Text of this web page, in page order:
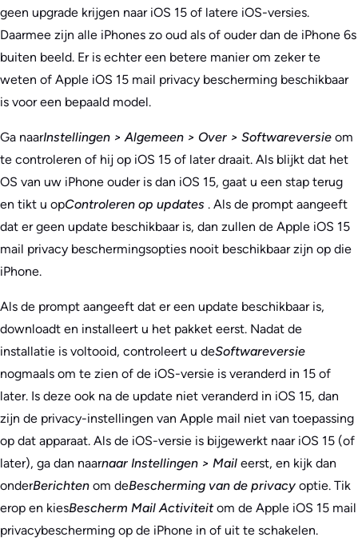
geen upgrade krijgen naar iOS 15 of latere iOS-versies.
Daarmee zijn alle iPhones zo oud als of ouder dan de iPhone 6s
buiten beeld. Er is echter een betere manier om zeker te
weten of Apple iOS 15 mail privacy bescherming beschikbaar
is voor een bepaald model.
Ga naarInstellingen > Algemeen > Over > Softwareversie om
te controleren of hij op iOS 15 of later draait. Als blijkt dat het
OS van uw iPhone ouder is dan iOS 15, gaat u een stap terug
en tikt u opControleren op updates . Als de prompt aangeeft
dat er geen update beschikbaar is, dan zullen de Apple iOS 15
mail privacy beschermingsopties nooit beschikbaar zijn op die
iPhone.
Als de prompt aangeeft dat er een update beschikbaar is,
downloadt en installeert u het pakket eerst. Nadat de
installatie is voltooid, controleert u deSoftwareversie
nogmaals om te zien of de iOS-versie is veranderd in 15 of
later. Is deze ook na de update niet veranderd in iOS 15, dan
zijn de privacy-instellingen van Apple mail niet van toepassing
op dat apparaat. Als de iOS-versie is bijgewerkt naar iOS 15 (of
later), ga dan naarnaar Instellingen > Mail eerst, en kijk dan
onderBerichten om deBescherming van de privacy optie. Tik
erop en kiesBescherm Mail Activiteitom de Apple iOS 15 mail
privacybescherming op de iPhone in of uit te schakelen.